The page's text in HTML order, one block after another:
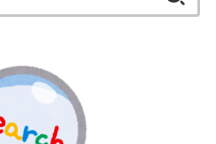
索: